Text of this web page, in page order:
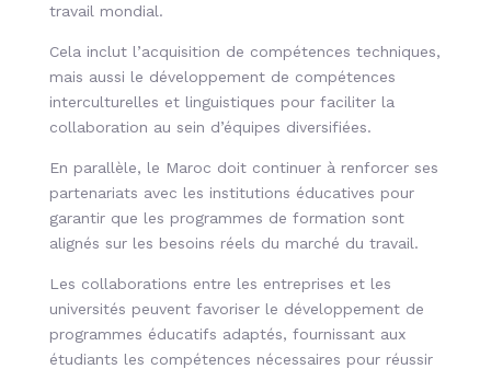
travail mondial.
Cela inclut l’acquisition de compétences techniques,
mais aussi le développement de compétences
interculturelles et linguistiques pour faciliter la
collaboration au sein d’équipes diversifiées.
En parallèle, le Maroc doit continuer à renforcer ses
partenariats avec les institutions éducatives pour
garantir que les programmes de formation sont
alignés sur les besoins réels du marché du travail.
Les collaborations entre les entreprises et les
universités peuvent favoriser le développement de
programmes éducatifs adaptés, fournissant aux
étudiants les compétences nécessaires pour réussir